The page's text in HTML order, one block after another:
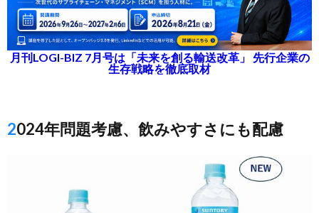
月刊LOGI-BIZ 7月号は「未来を創る輸送改革」 先行企業の
生存戦略を徹底取材
2024年問題考慮、飲みやすさにも配慮